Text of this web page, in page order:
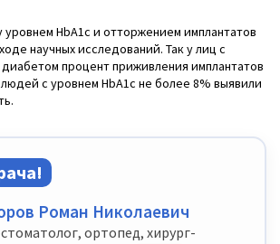
HbA1c и отторжением имплантатов
научных исследований. Так у лиц с
процент приживления имплантатов
людей с уровнем НbА1с не более 8% выявили
Роман Николаевич
ортопед, хирург-